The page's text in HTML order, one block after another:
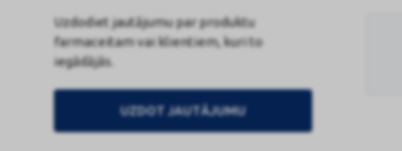
Uzdodiet jautājumu par produktu
farmaceitam vai klientiem, kuri to
iegādājās.
UZDOT JAUTĀJUMU